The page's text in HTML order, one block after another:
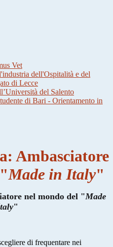
Vet
dell'Ospitalità e del
di Lecce
del Salento
di Bari - Orientamento in
Ambasciatore
Made in Italy"
nel mondo del "Made
"
di frequentare nei